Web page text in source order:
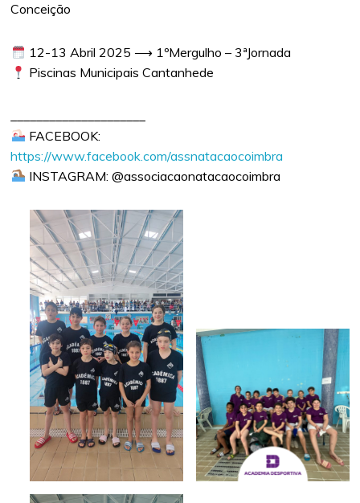
Conceição
12-13 Abril 2025 ⟶ 1ºMergulho – 3ªJornada
Piscinas Municipais Cantanhede
FACEBOOK:
https://www.facebook.com/assnatacaocoimbra
INSTAGRAM: @associacaonatacaocoimbra